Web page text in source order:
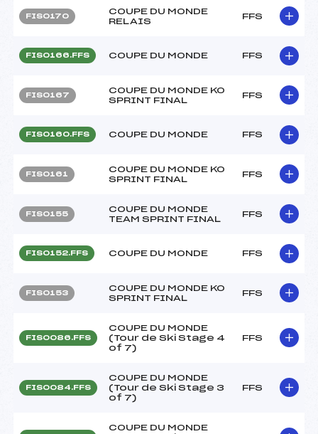
FIS0170
COUPE DU MONDE
RELAIS
FFS
FIS0166.FFS COUPE DU MONDE FFS
FIS0167
COUPE DU MONDE KO
SPRINT FINAL
FFS
FIS0160.FFS COUPE DU MONDE FFS
FIS0161
COUPE DU MONDE KO
SPRINT FINAL
FFS
FIS0155
COUPE DU MONDE
TEAM SPRINT FINAL
FFS
FIS0152.FFS COUPE DU MONDE FFS
FIS0153
COUPE DU MONDE KO
SPRINT FINAL
FFS
FIS0086.FFS
COUPE DU MONDE
(Tour de Ski Stage 4
of 7)
FFS
FIS0084.FFS
COUPE DU MONDE
(Tour de Ski Stage 3
of 7)
FFS
COUPE DU MONDE